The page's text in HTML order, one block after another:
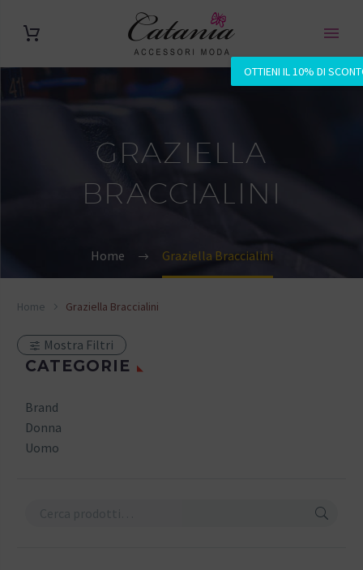
OTTIENI IL 10% DI
GRAZIELLA
BRACCIALINI
Home Graziella Braccialini
Home Graziella Braccialini
Mostra Filtri
CATEGORIE
Brand
Donna
Uomo